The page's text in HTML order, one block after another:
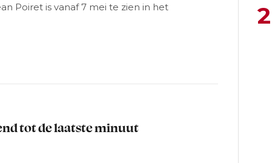
Poiret is vanaf 7 mei te zien in het
tot de laatste minuut